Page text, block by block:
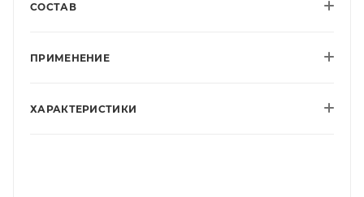
СОСТАВ
ПРИМЕНЕНИЕ
ХАРАКТЕРИСТИКИ